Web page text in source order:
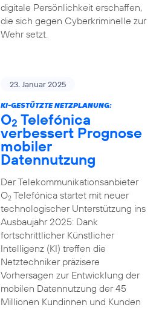
digitale Persönlichkeit erschaffen,
die sich gegen Cyberkriminelle zur
Wehr setzt.
23. Januar 2025
KI-GESTÜTZTE NETZPLANUNG:
O2 Telefónica
verbessert Prognose
mobiler
Datennutzung
Der Telekommunikationsanbieter
O2Telefónica startet mit neuer
technologischer Unterstützung ins
Ausbaujahr 2025: Dank
fortschrittlicher Künstlicher
Intelligenz (KI) treffen die
Netztechniker präzisere
Vorhersagen zur Entwicklung der
mobilen Datennutzung der 45
Millionen Kundinnen und Kunden